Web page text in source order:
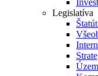
Legislatíva